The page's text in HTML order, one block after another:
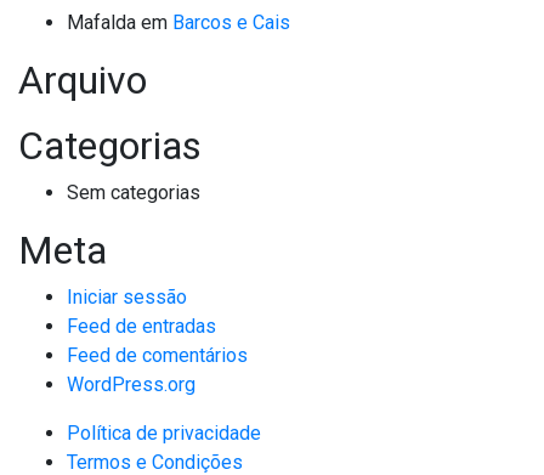
Mafalda em Barcos e Cais
Arquivo
Categorias
Sem categorias
Meta
Iniciar sessão
Feed de entradas
Feed de comentários
WordPress.org
Política de privacidade
Termos e Condições